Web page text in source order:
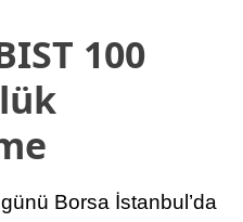
100
Borsa İstanbul’da